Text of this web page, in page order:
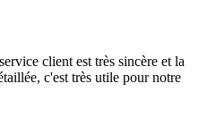
client est très sincère et la
c'est très utile pour notre